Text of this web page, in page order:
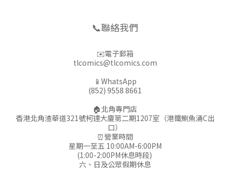
📞聯絡我們
✉️電子郵箱
tlcomics@tlcomics.com
📱WhatsApp
(852) 9558 8661
🏠北角專門店
香港北角渣華道321號柯達大廈第二期1207室（港鐵鰂魚涌C出
口）
⏰營業時間
星期一至五 10:00AM-6:00PM
(1:00-2:00PM休息時段)
六、日及公眾假期休息